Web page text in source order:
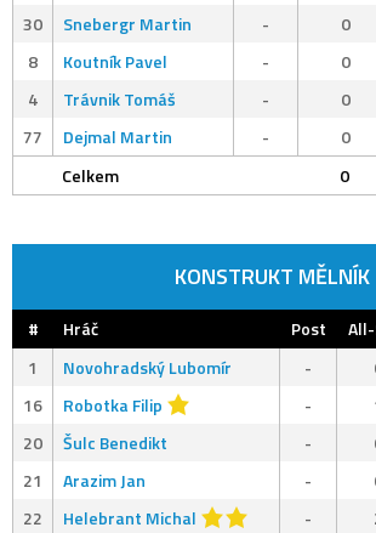
30
Snebergr Martin - 0
8
Koutník Pavel - 0
4
Trávnik Tomáš - 0
77
Dejmal Martin - 0
Celkem
0
KONSTRUKT MĚLNÍK
# Hráč Post
1
Novohradský Lubomír -
16
Robotka Filip -
20
Šulc Benedikt -
21
Arazim Jan -
22
Helebrant Michal -